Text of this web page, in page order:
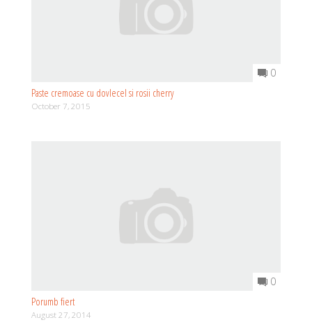
0
Paste cremoase cu dovlecel si rosii cherry
October 7, 2015
0
Porumb fiert
August 27, 2014